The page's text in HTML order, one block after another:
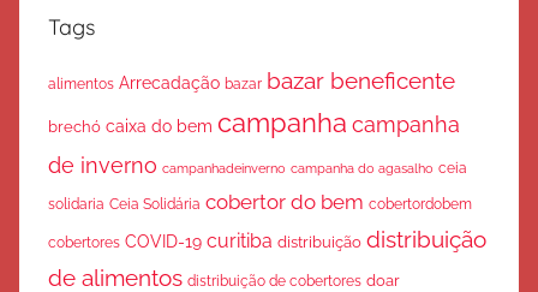
Tags
alimentos Arrecadação bazar bazar beneficente
brechó caixa do bem campanha campanha
de inverno campanhadeinverno campanha do agasalho ceia
solidaria Ceia Solidária cobertor do bem cobertordobem
cobertores COVID-19 curitiba distribuição distribuição
de alimentos distribuição de cobertores doar